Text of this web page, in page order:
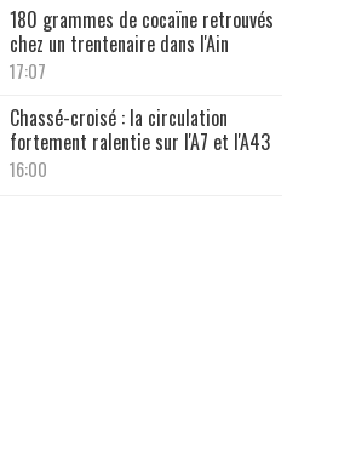
180 grammes de cocaïne retrouvés
chez un trentenaire dans l'Ain
17:07
Chassé-croisé : la circulation
fortement ralentie sur l'A7 et l'A43
16:00